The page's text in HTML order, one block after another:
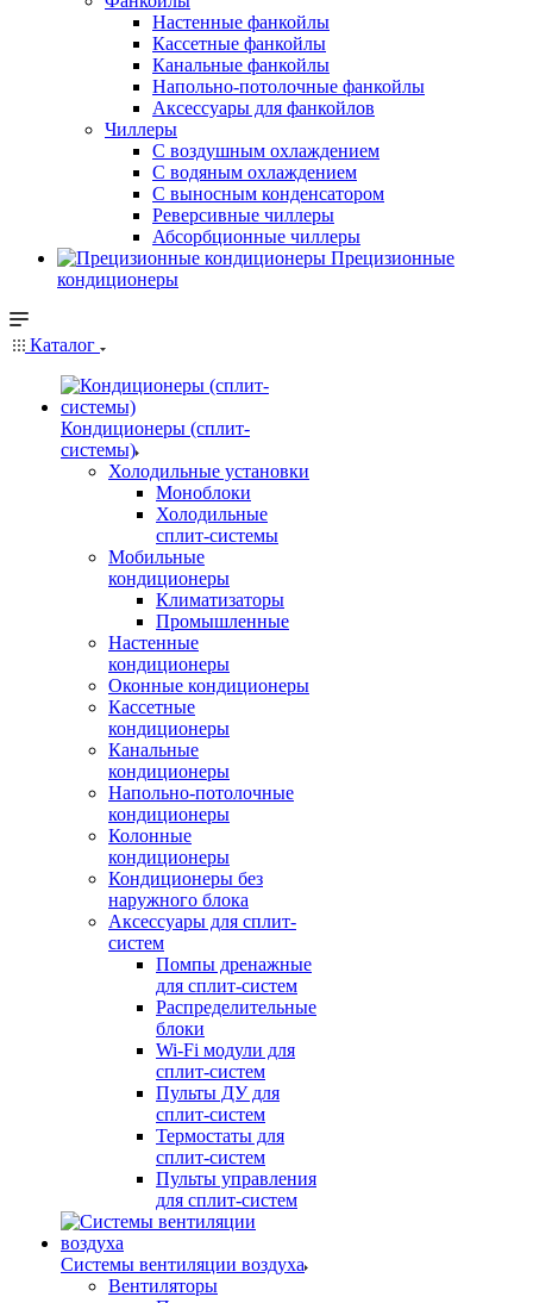
Настенные фанкойлы
Кассетные фанкойлы
Канальные фанкойлы
Напольно-потолочные фанкойлы
Аксессуары для фанкойлов
Чиллеры
С воздушным охлаждением
С водяным охлаждением
С выносным конденсатором
Реверсивные чиллеры
Абсорбционные чиллеры
Прецизионные
кондиционеры
Каталог
Кондиционеры (сплит-
системы)
Холодильные установки
Моноблоки
Холодильные
сплит-системы
Мобильные
кондиционеры
Климатизаторы
Промышленные
Настенные
кондиционеры
Оконные кондиционеры
Кассетные
кондиционеры
Канальные
кондиционеры
Напольно-потолочные
кондиционеры
Колонные
кондиционеры
Кондиционеры без
наружного блока
Аксессуары для сплит-
систем
Помпы дренажные
для сплит-систем
Распределительные
блоки
Wi-Fi модули для
сплит-систем
Пульты ДУ для
сплит-систем
Термостаты для
сплит-систем
Пульты управления
для сплит-систем
Системы вентиляции воздуха
Вентиляторы